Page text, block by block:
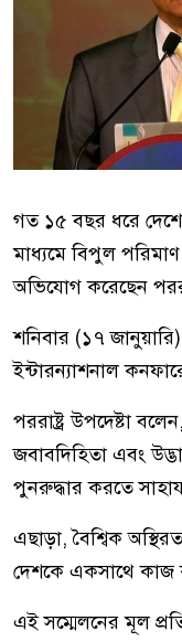
গত ১৫ বছর ধরে দেশে
মাধ্যমে বিপুল
অভিযোগ করেছেন
শনিবার (১৭
ইন্টারন্যাশনাল
পররাষ্ট্র উপদেষ্টা
জবাবদিহিতা এবং
পুনরুদ্ধার করতে
এছাড়া, বৈশ্বিক
দেশকে একসাথে কাজ
এই সম্মেলনের মূল